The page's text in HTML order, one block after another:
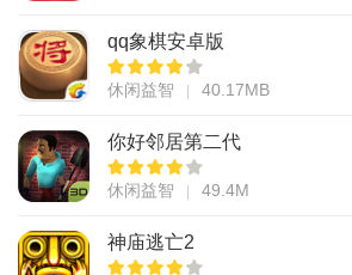
qq象棋安卓版
休闲益智 40.17MB
你好邻居第二代
休闲益智 49.4M
神庙逃亡2